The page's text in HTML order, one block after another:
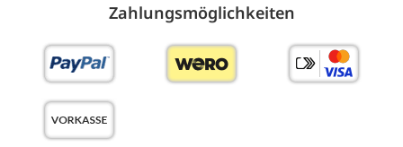
Zahlungs­möglich­keiten